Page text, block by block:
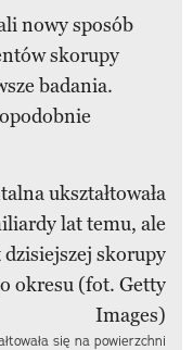
nowy sposób
skorupy
badania.
się na powierzchni